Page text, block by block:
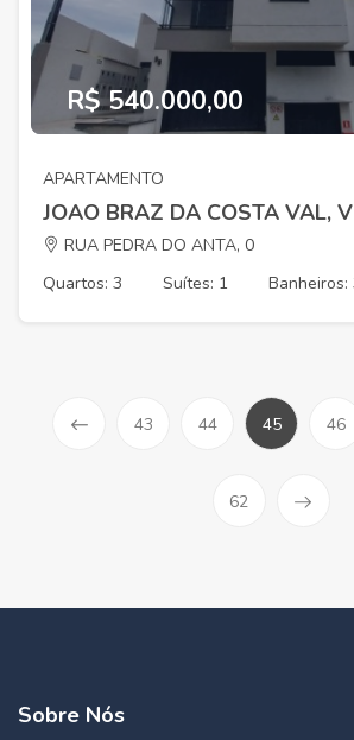
R$ 540.000,00
APARTAMENTO
JOAO BRAZ DA COSTA VAL,
RUA PEDRA DO ANTA, 0
Quartos: 3
Suítes: 1 Banheiros:
43 44 45 46
62
Sobre Nós